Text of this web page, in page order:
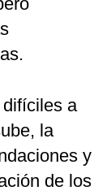
difíciles a
la
y
de los